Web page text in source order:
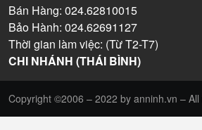
Bán Hàng: 024.62810015
Bảo Hành: 024.62691127
Thời gian làm việc: (Từ T2-T7)
CHI NHÁNH (THÁI BÌNH)
Copyright ©2006 – 2022 by anninh.vn –